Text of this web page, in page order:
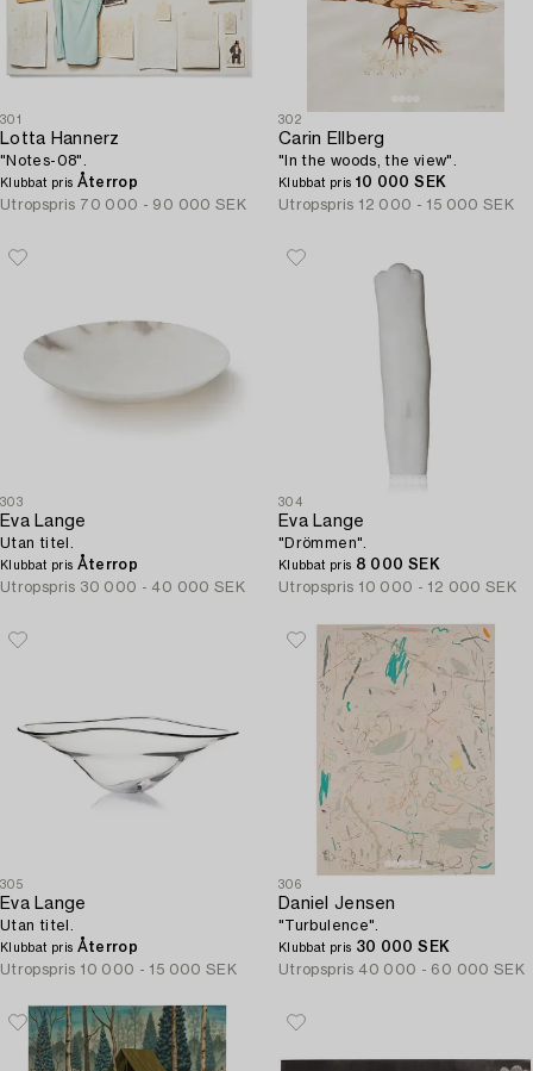
301
Lotta Hannerz
"Notes-08".
Klubbat pris Återrop
Utropspris 70 000 - 90 000 SEK
302
Carin Ellberg
"In the woods, the view".
Klubbat pris 10 000 SEK
Utropspris 12 000 - 15 000 SEK
303
Eva Lange
Utan titel.
Klubbat pris Återrop
Utropspris 30 000 - 40 000 SEK
304
Eva Lange
"Drömmen".
Klubbat pris 8 000 SEK
Utropspris 10 000 - 12 000 SEK
305
Eva Lange
Utan titel.
Klubbat pris Återrop
Utropspris 10 000 - 15 000 SEK
306
Daniel Jensen
"Turbulence".
Klubbat pris 30 000 SEK
Utropspris 40 000 - 60 000 SEK